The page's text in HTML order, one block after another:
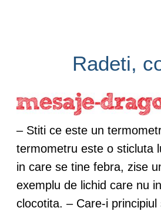
Radeti,
– Stiti ce este un
termometru este o sticluta
in care se tine febra, zise
exemplu de lichid care nu
clocotita. – Care-i principiul